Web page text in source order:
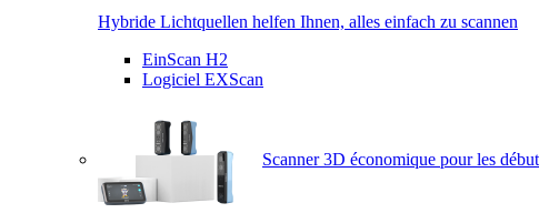
Hybride Lichtquellen helfen Ihnen, alles einfach zu scannen
EinScan H2
Logiciel EXScan
Scanner 3D économique pour les